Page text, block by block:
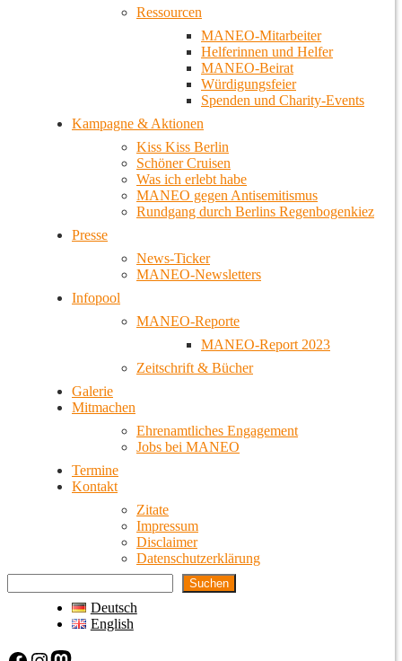
Ressourcen
MANEO-Mitarbeiter
Helferinnen und Helfer
MANEO-Beirat
Würdigungsfeier
Spenden und Charity-Events
Kampagne & Aktionen
Kiss Kiss Berlin
Schöner Cruisen
Was ich erlebt habe
MANEO gegen Antisemitismus
Rundgang durch Berlins Regenbogenkiez
Presse
News-Ticker
MANEO-Newsletters
Infopool
MANEO-Reporte
MANEO-Report 2023
Zeitschrift & Bücher
Galerie
Mitmachen
Ehrenamtliches Engagement
Jobs bei MANEO
Termine
Kontakt
Zitate
Impressum
Disclaimer
Datenschutzerklärung
Suchen
Deutsch
English